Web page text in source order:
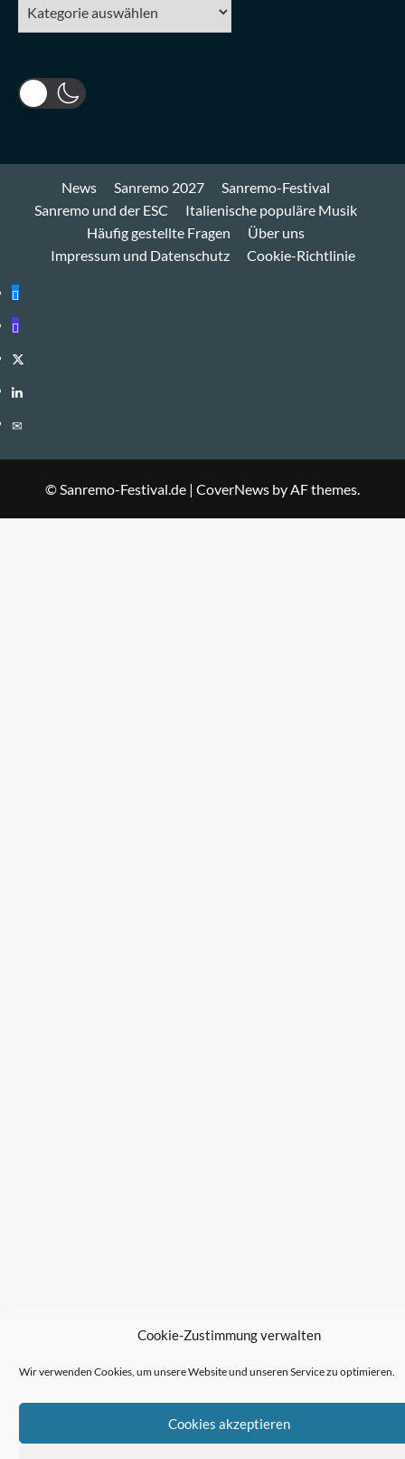
Cookie-Zustimmung verwalten
Wir verwenden Cookies, um unsere Website und unseren Service zu optimieren.
Cookies akzeptieren
News Sanremo 2027
Sanremo-Festival
Sanremo und der ESC
Italienische populäre Musik
Häufig gestellte Fragen
Über uns
Impressum und Datenschutz
Cookie-Richtlinie
Bluesky
Mastodon
Twitter
LinkedIn
E-
© Sanremo-Festival.de | CoverNews by AF themes.